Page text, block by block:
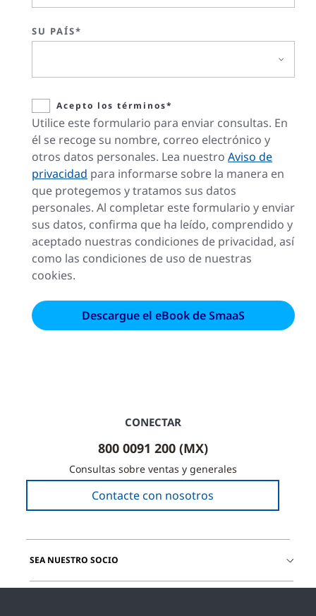
SU PAÍS*
Acepto los términos*
Utilice este formulario para enviar consultas. En
él se recoge su nombre, correo electrónico y
otros datos personales. Lea nuestro Aviso de
privacidad para informarse sobre la manera en
que protegemos y tratamos sus datos
personales. Al completar este formulario y enviar
sus datos, confirma que ha leído, comprendido y
aceptado nuestras condiciones de privacidad, así
como las condiciones de uso de nuestras
cookies.
CONECTAR
800 0091 200 (MX)
Consultas sobre ventas y generales
Contacte con nosotros
SEA NUESTRO SOCIO